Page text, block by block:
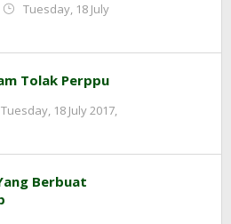
Tuesday, 18 July
Tolak Perppu
Tuesday, 18 July 2017,
Berbuat